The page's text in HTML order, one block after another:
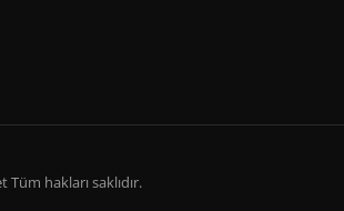
hakları saklıdır.